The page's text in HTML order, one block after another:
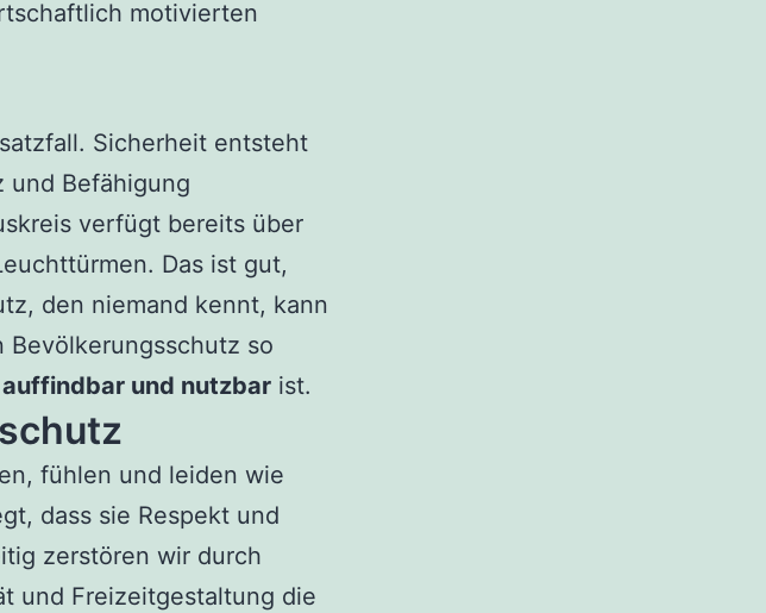
motivierten
Sicherheit entsteht
und Befähigung
verfügt bereits über
Das ist gut,
den niemand kennt, kann
so
und nutzbar ist.
fühlen und leiden wie
dass sie Respekt und
zerstören wir durch
und Freizeitgestaltung die